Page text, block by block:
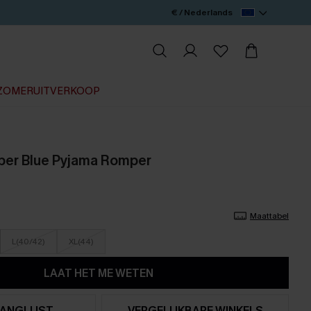
€ / Nederlands
Blue Pyjama Romper
Maattabel
L(40/42) XL(44)
LAAT HET ME WETEN